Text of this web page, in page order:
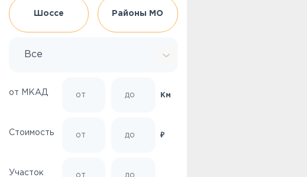
Шоссе Районы МО
Все
от МКАД Км
Стоимость ₽
Участок